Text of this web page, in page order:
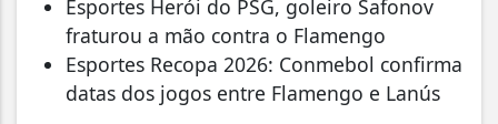
Esportes Herói do PSG, goleiro Safonov
fraturou a mão contra o Flamengo
Esportes Recopa 2026: Conmebol confirma
datas dos jogos entre Flamengo e Lanús